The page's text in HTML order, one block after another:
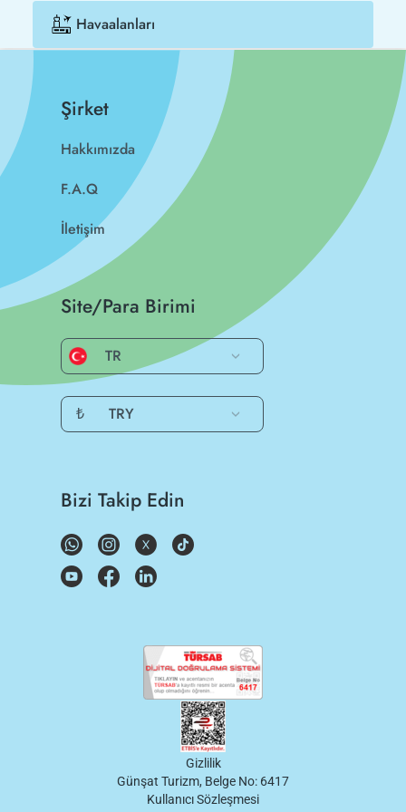
Havaalanları
Şirket
Hakkımızda
F.A.Q
İletişim
Site/Para Birimi
TR
₺ TRY
Bizi Takip Edin
Gizlilik
Günşat Turizm, Belge No: 6417
Kullanıcı Sözleşmesi